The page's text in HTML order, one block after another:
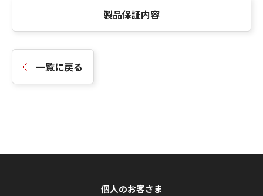
製品保証内容
一覧に戻る
個人のお客さま